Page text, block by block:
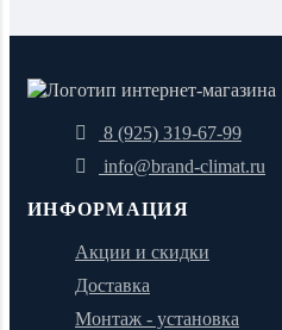
8 (925) 319-67-99
info@brand-climat.ru
ИНФОРМАЦИЯ
Акции и скидки
Доставка
Монтаж - установка